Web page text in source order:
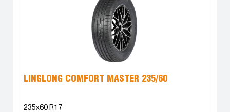
LINGLONG COMFORT MASTER 235/60
235x60 R17